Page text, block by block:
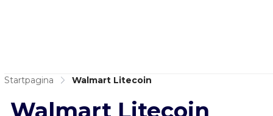
Startpagina Walmart Litecoin
Walmart Litecoin